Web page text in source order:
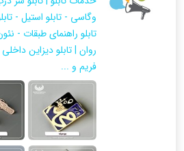
تابلو راهنمای طبقات -
روان | تابلو دیزاین
فریم و ...